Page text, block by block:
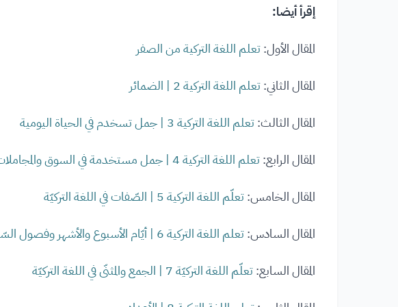
إقرأ أيضا:
المقال الأول:تعلم اللغة التركية من الصفر
المقال الثاني:تعلم اللغة التركية 2 | الضمائر
المقال الثالث:تعلم اللغة التركية 3 | جمل تسخدم في الحياة اليومية
المقال الرابع:تعلم اللغة التركية 4 | جمل مستخدمة في السوق والمجاملات والسؤال عن الوقت
المقال الخامس:تعلّم اللغة التركية 5 | الصّفات في اللغة التركيّة
المقال السادس:تعلم اللغة التركية 6 | أيّام الأسبوع والأشهر وفصول السّنة
المقال السابع:تعلّم اللغة التركيّة 7 | الجمع والمثنّى في اللغة التركيّة